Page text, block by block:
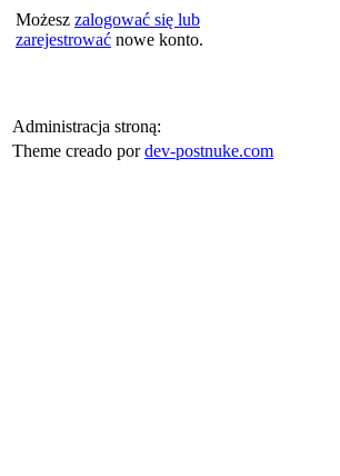
Możesz zalogować się lub
zarejestrować nowe konto.
Administracja stroną:
Theme creado pordev-postnuke.com